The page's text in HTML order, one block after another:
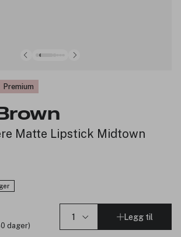
Premium
Matte Lipstick Midtown
dager)
Legg til